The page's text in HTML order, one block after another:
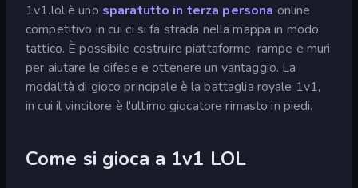
1v1.lol è uno sparatutto in terza persona online
competitivo in cui ci si fa strada nella mappa in modo
tattico. È possibile costruire piattaforme, rampe e muri
per aiutare le difese e ottenere un vantaggio. La
modalità di gioco principale è la battaglia royale 1v1,
in cui il vincitore è l'ultimo giocatore rimasto in piedi.
Come si gioca a 1v1 LOL